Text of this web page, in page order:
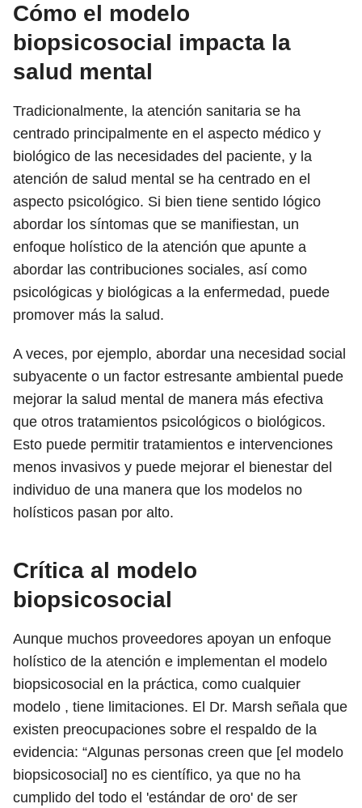
Cómo el modelo
biopsicosocial impacta la
salud mental
Tradicionalmente, la atención sanitaria se ha
centrado principalmente en el aspecto médico y
biológico de las necesidades del paciente, y la
atención de salud mental se ha centrado en el
aspecto psicológico. Si bien tiene sentido lógico
abordar los síntomas que se manifiestan, un
enfoque holístico de la atención que apunte a
abordar las contribuciones sociales, así como
psicológicas y biológicas a la enfermedad, puede
promover más la salud.
A veces, por ejemplo, abordar una necesidad social
subyacente o un factor estresante ambiental puede
mejorar la salud mental de manera más efectiva
que otros tratamientos psicológicos o biológicos.
Esto puede permitir tratamientos e intervenciones
menos invasivos y puede mejorar el bienestar del
individuo de una manera que los modelos no
holísticos pasan por alto.
Crítica al modelo
biopsicosocial
Aunque muchos proveedores apoyan un enfoque
holístico de la atención e implementan el modelo
biopsicosocial en la práctica, como cualquier
modelo , tiene limitaciones. El Dr. Marsh señala que
existen preocupaciones sobre el respaldo de la
evidencia: “Algunas personas creen que [el modelo
biopsicosocial] no es científico, ya que no ha
cumplido del todo el 'estándar de oro' de ser